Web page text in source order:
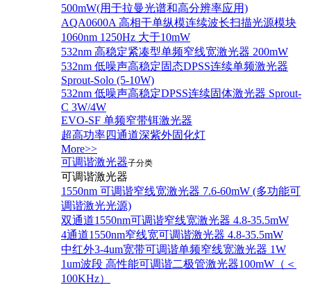
500mW(用于拉曼光谱和高分辨率应用)
AQA0600A 高相干单纵模连续波长扫描光源模块
1060nm 1250Hz 大于10mW
532nm 高稳定紧凑型单频窄线宽激光器 200mW
532nm 低噪声高稳定固态DPSS连续单频激光器
Sprout‐Solo (5-10W)
532nm 低噪声高稳定DPSS连续固体激光器 Sprout-
C 3W/4W
EVO-SF 单频窄带铒激光器
超高功率四通道深紫外固化灯
More>>
可调谐激光器子分类
可调谐激光器
1550nm 可调谐窄线宽激光器 7.6-60mW (多功能可
调谐激光光源)
双通道1550nm可调谐窄线宽激光器 4.8-35.5mW
4通道1550nm窄线宽可调谐激光器 4.8-35.5mW
中红外3-4um宽带可调谐单频窄线宽激光器 1W
1um波段 高性能可调谐二极管激光器100mW（＜
100KHz）